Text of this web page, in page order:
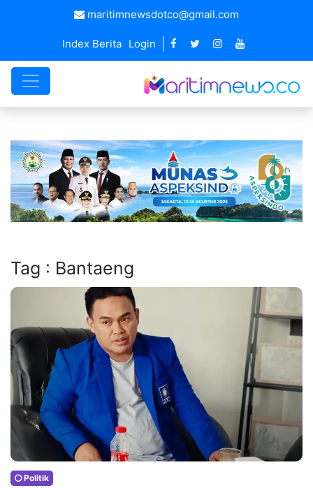
maritimnewsdotco@gmail.com
Index Berita Login
Tag : Bantaeng
Politik